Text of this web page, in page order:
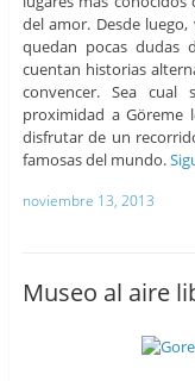
del amor. Desde
quedan pocas dudas
cuentan historias
convencer. Sea
proximidad a Göreme
disfrutar de un
famosas del mundo.
noviembre 13, 2013
Museo al aire